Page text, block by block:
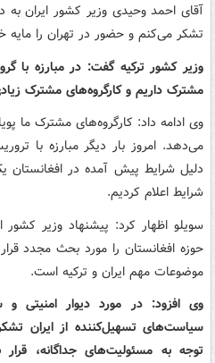
آقای احمد وحیدی وزیر کشور ایران
تشکر می‌کنم و حضور در تهران را مایه
وزیر کشور ترکیه گفت: در مبارزه با
مشترک داریم و کارگروه‌های مشترک
وی ادامه داد: کارگروه‌های مشترک ما
می‌دهد. امروز بار دیگر مبارزه با
دلیل شرایط پیش آمده در افغانستان
شرایط اعلام کردیم.
سویلو اظهار کرد: پیشنهاد وزیر کشور
حوزه افغانستان را مورد بحث مجدد
موضوعات مهم ایران و ترکیه است.
وی افزود: در مورد دیوار امنیتی
سیاست‌های تسهیل‌کننده از ایران
توجه به مسئولیت‌های جداگانه،